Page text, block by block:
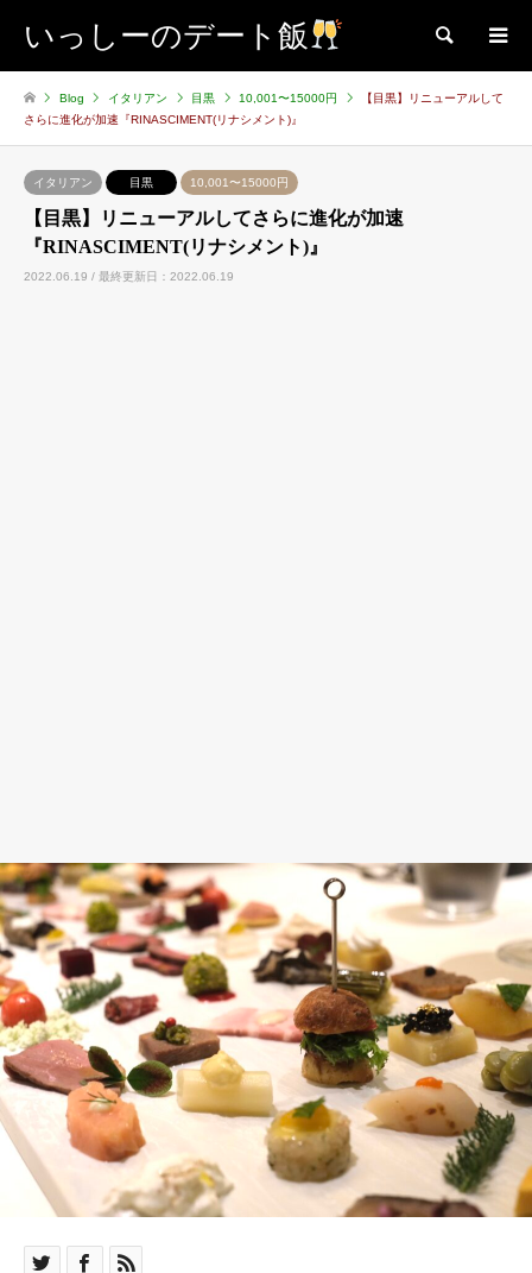
いっしーのデート飯 検索
Blog イタリアン 目黒 10,001〜15000円
【目黒】リニューアルして
さらに進化が加速『RINASCIMENT(リナシメント)』
イタリアン 目黒 10,001〜15000円
【目黒】リニューアルしてさらに進化が加速
『RINASCIMENT(リナシメント)』
2022.06.19 / 最終更新日：2022.06.19